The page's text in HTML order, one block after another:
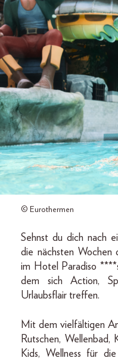
© Eurothermen
Sehnst du dich nach
die nächsten Wochen
im Hotel Paradiso
dem sich Action,
Urlaubsflair treffen.
Mit dem vielfältigen
Rutschen,
Kids, Wellness für